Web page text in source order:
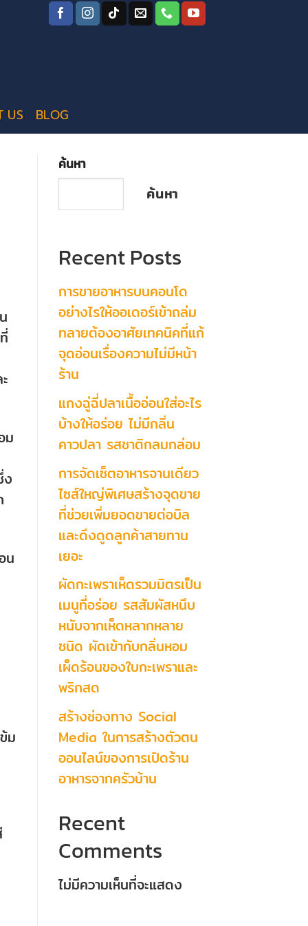
US BLOG
ม
ง
น
ม
ค้นหา
ค้นหา
Recent Posts
การขายอาหารบนคอนโด
อย่างไรให้ออเดอร์เข้าถล่ม
ทลายต้องอาศัยเทคนิคที่แก้
จุดอ่อนเรื่องความไม่มีหน้า
ร้าน
แกงฉู่ฉี่ปลาเนื้ออ่อนใส่อะไร
บ้างให้อร่อย ไม่มีกลิ่น
คาวปลา รสชาติกลมกล่อม
การจัดเซ็ตอาหารจานเดียว
ไซส์ใหญ่พิเศษสร้างจุดขาย
ที่ช่วยเพิ่มยอดขายต่อบิล
และดึงดูดลูกค้าสายทาน
เยอะ
ผัดกะเพราเห็ดรวมมิตรเป็น
เมนูที่อร่อย รสสัมผัสหนึบ
หนับจากเห็ดหลากหลาย
ชนิด ผัดเข้ากับกลิ่นหอม
เผ็ดร้อนของใบกะเพราและ
พริกสด
สร้างช่องทาง Social
Media ในการสร้างตัวตน
ออนไลน์ของการเปิดร้าน
อาหารจากครัวบ้าน
Recent
Comments
ไม่มีความเห็นที่จะแสดง